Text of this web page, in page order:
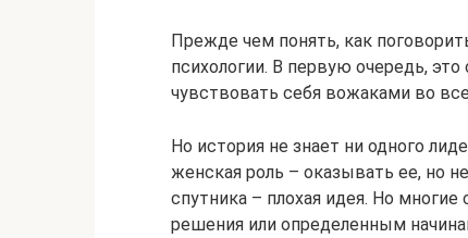
Прежде чем понять, как
психологии. В первую очередь,
чувствовать себя вожаками во
Но история не знает ни одного
женская роль – оказывать ее, но
спутника – плохая идея. Но
решения или определенным